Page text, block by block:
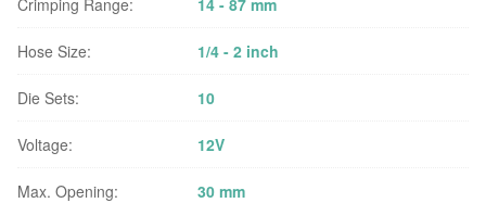
Hose Size: 1/4 - 2 inch
Die Sets: 10
Voltage: 12V
Max. Opening: 30 mm